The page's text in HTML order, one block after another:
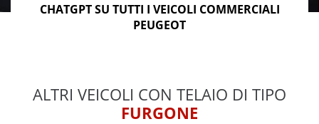
CHATGPT SU TUTTI I VEICOLI COMMERCIALI
PEUGEOT
ALTRI VEICOLI CON TELAIO DI TIPO
FURGONE